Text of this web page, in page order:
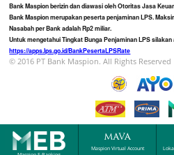
Bank Maspion berizin dan diawasi oleh Otoritas Jasa
Bank Maspion merupakan peserta penjaminan LPS.
Nasabah per Bank adalah Rp2 miliar.
Untuk mengetahui Tingkat Bunga Penjaminan LPS
https://apps.lps.go.id/BankPesertaLPSRate
© 2016 PT Bank Maspion. All Rights Reserved
Maspion Virtual Account